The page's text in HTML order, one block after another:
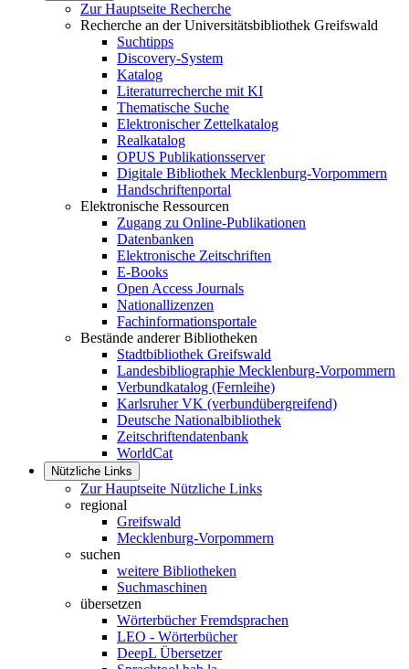
Zur Hauptseite Recherche
Recherche an der Universitätsbibliothek Greifswald
Suchtipps
Discovery-System
Katalog
Literaturrecherche mit KI
Thematische Suche
Elektronischer Zettelkatalog
Realkatalog
OPUS Publikationsserver
Digitale Bibliothek Mecklenburg-Vorpommern
Handschriftenportal
Elektronische Ressourcen
Zugang zu Online-Publikationen
Datenbanken
Elektronische Zeitschriften
E-Books
Open Access Journals
Nationallizenzen
Fachinformationsportale
Bestände anderer Bibliotheken
Stadtbibliothek Greifswald
Landesbibliographie Mecklenburg-Vorpommern
Verbundkatalog (Fernleihe)
Karlsruher VK (verbundübergreifend)
Deutsche Nationalbibliothek
Zeitschriftendatenbank
WorldCat
Nützliche Links
Zur Hauptseite Nützliche Links
regional
Greifswald
Mecklenburg-Vorpommern
suchen
weitere Bibliotheken
Suchmaschinen
übersetzen
Wörterbücher Fremdsprachen
LEO - Wörterbücher
DeepL Übersetzer